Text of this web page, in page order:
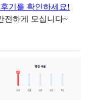
기를 확인하세요!
전하게 모십니다~